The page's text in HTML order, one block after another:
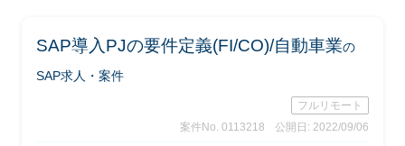
・関連部門およびベンダーとの調整
SAP導入PJの要件定義(FI/CO)/自動車業の
SAP求人・案件
フルリモート
案件No. 0113218
公開日: 2022/09/06